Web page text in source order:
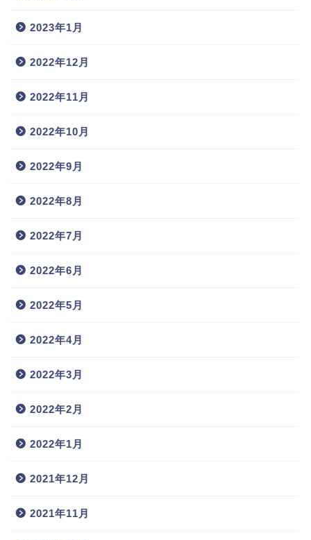
2023年1月
2022年12月
2022年11月
2022年10月
2022年9月
2022年8月
2022年7月
2022年6月
2022年5月
2022年4月
2022年3月
2022年2月
2022年1月
2021年12月
2021年11月